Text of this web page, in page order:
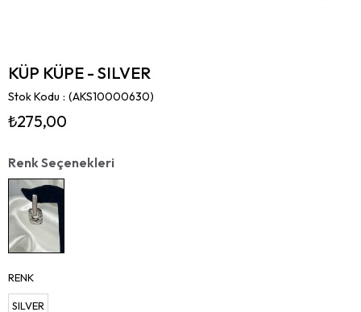
KÜP KÜPE - SILVER
Stok Kodu (AKS10000630)
₺275,00
Renk Seçenekleri
RENK
SILVER